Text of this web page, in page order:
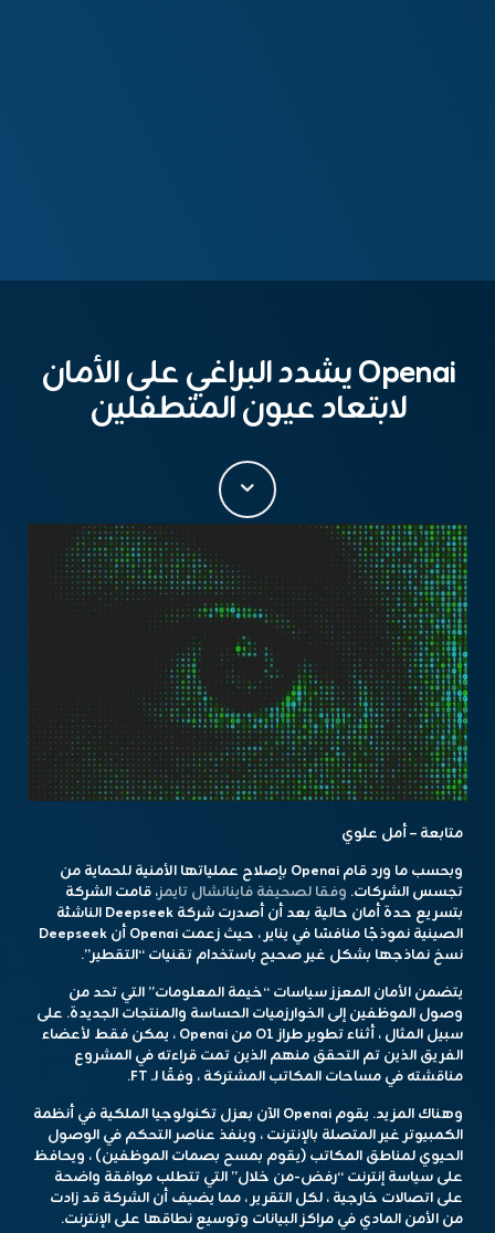
Openai يشدد البراغي على الأمان
لابتعاد عيون المتطفلين
متابعة – أمل علوي
وبحسب ما ورد قام Openai بإصلاح عملياتها الأمنية للحماية من
تجسس الشركات. وفقا لصحيفة فاينانشال تايمز، قامت الشركة
بتسريع حدة أمان حالية بعد أن أصدرت شركة Deepseek الناشئة
الصينية نموذجًا منافسًا في يناير ، حيث زعمت Openai أن Deepseek
نسخ نماذجها بشكل غير صحيح باستخدام تقنيات “التقطير”.
يتضمن الأمان المعزز سياسات “خيمة المعلومات” التي تحد من
وصول الموظفين إلى الخوارزميات الحساسة والمنتجات الجديدة. على
سبيل المثال ، أثناء تطوير طراز O1 من Openai ، يمكن فقط لأعضاء
الفريق الذين تم التحقق منهم الذين تمت قراءته في المشروع
مناقشته في مساحات المكاتب المشتركة ، وفقًا لـ FT.
وهناك المزيد. يقوم Openai الآن بعزل تكنولوجيا الملكية في أنظمة
الكمبيوتر غير المتصلة بالإنترنت ، وينفذ عناصر التحكم في الوصول
الحيوي لمناطق المكاتب (يقوم بمسح بصمات الموظفين) ، ويحافظ
على سياسة إنترنت “رفض-من خلال” التي تتطلب موافقة واضحة
على اتصالات خارجية ، لكل التقرير ، مما يضيف أن الشركة قد زادت
من الأمن المادي في مراكز البيانات وتوسيع نطاقها على الإنترنت.